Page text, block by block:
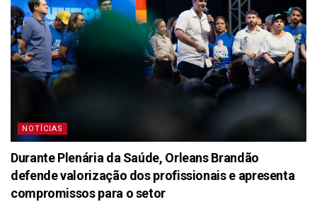
NOTÍCIAS
Durante Plenária da Saúde, Orleans Brandão
defende valorização dos profissionais e apresenta
compromissos para o setor